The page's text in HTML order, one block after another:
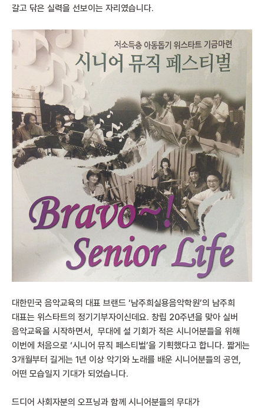
갈고 닦은 실력을 선보이는 자리였습니다.
대한민국 음악교육의 대표 브랜드 ‘남주희실용음악학원’의 남주희
대표는 위스타트의 정기기부자이신데요. 창립 20주년을 맞아 실버
음악교육을 시작하면서, 무대에 설 기회가 적은 시니어분들을 위해
이번에 처음으로 ‘시니어 뮤직 페스티벌’을 기획했다고 합니다. 짧게는
3개월부터 길게는 1년 이상 악기와 노래를 배운 시니어분들의 공연,
어떤 모습일지 기대가 되었습니다.
드디어 사회자분의 오프닝과 함께 시니어분들의 무대가